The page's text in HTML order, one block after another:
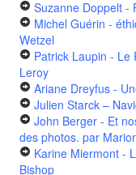
Suzanne Doppelt -
Michel Guérin -
Wetzel
Patrick Laupin - Le
Leroy
Ariane Dreyfus -
Julien Starck –
John Berger - Et
des photos. par
Karine Miermont -
Bishop